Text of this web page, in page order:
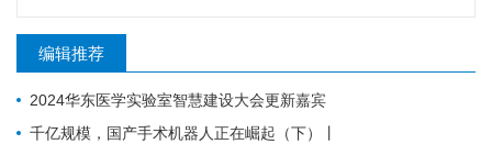
编辑推荐
2024华东医学实验室智慧建设大会更新嘉宾
千亿规模，国产手术机器人正在崛起（下）丨